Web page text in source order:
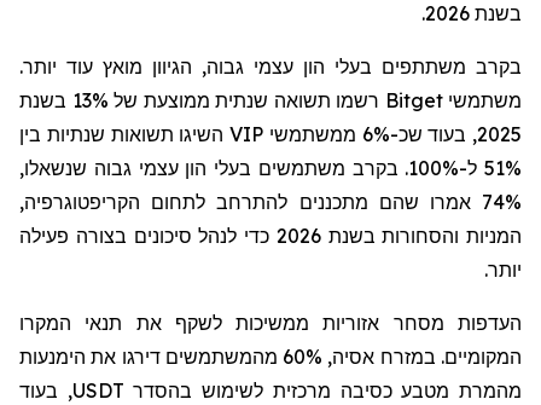
בשנת 2026.
בקרב משתתפים בעלי הון עצמי גבוה, הגיוון מואץ עוד יותר.
משתמשיBitget
רשמו תשואה שנתית ממוצעת של 13% בשנת
2025, בעוד שכ-6% ממשתמשי
VIP השיגו תשואות שנתיות בין
51% ל-100%. בקרב משתמשים בעלי הון עצמי גבוה שנשאלו,
74% אמרו שהם מתכננים להתרחב לתחום הקריפטו
גרפיה,
המניות והסחורות בשנת 2026 כדי לנהל סיכונים בצורה פעילה
יותר.
העדפות מסחר אזוריות ממשיכות לשקף את תנאי המקרו
המקומיים. במזרח אסיה, 60% מהמשתמשים דירגו את הימנעות
מהמרת מטבע כסיבה מרכזית לשימוש בהסדר USDT, בעוד